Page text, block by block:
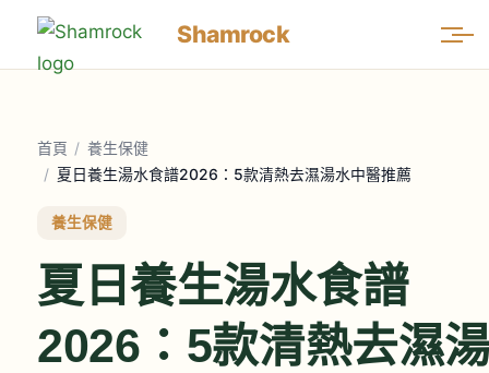
Shamrock
首頁 / 養生保健
/ 夏日養生湯水食譜2026：5款清熱去濕湯水中醫推薦
養生保健
夏日養生湯水食譜
2026：5款清熱去濕